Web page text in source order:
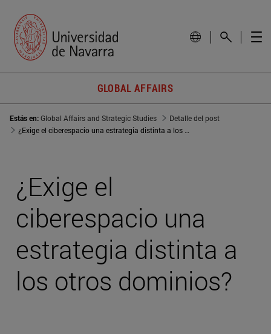
GLOBAL AFFAIRS
Estás en:Global Affairs and Strategic Studies
Detalle del post
¿Exige el ciberespacio una estrategia distinta a los otros dominios?
¿Exige el
ciberespacio una
estrategia distinta a
los otros dominios?